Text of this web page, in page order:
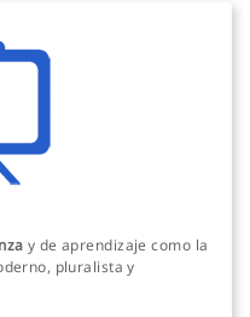
y de aprendizaje como la
pluralista y